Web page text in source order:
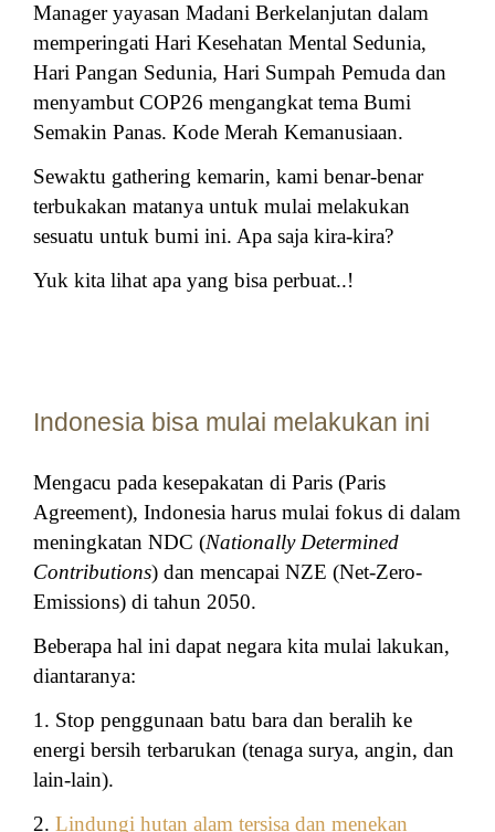
Manager yayasan Madani Berkelanjutan dalam
memperingati Hari Kesehatan Mental Sedunia,
Hari Pangan Sedunia, Hari Sumpah Pemuda dan
menyambut COP26 mengangkat tema Bumi
Semakin Panas. Kode Merah Kemanusiaan.
Sewaktu gathering kemarin, kami benar-benar
terbukakan matanya untuk mulai melakukan
sesuatu untuk bumi ini. Apa saja kira-kira?
Yuk kita lihat apa yang bisa perbuat..!
Indonesia bisa mulai melakukan ini
Mengacu pada kesepakatan di Paris (Paris
Agreement), Indonesia harus mulai fokus di dalam
meningkatan NDC (Nationally Determined
Contributions) dan mencapai NZE (Net-Zero-
Emissions) di tahun 2050.
Beberapa hal ini dapat negara kita mulai lakukan,
diantaranya:
1. Stop penggunaan batu bara dan beralih ke
energi bersih terbarukan (tenaga surya, angin, dan
lain-lain).
2. Lindungi hutan alam tersisa dan menekan